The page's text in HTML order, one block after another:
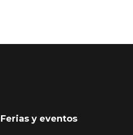
Ferias y eventos